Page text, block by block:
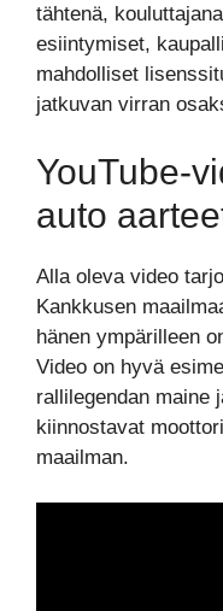
tähtenä,
esiintymiset,
mahdolliset
jatkuvan virran
YouTube-
auto
Alla oleva video
Kankkusen
hänen ympärilleen
Video on hyvä
rallilegendan maine
kiinnostavat
maailman.